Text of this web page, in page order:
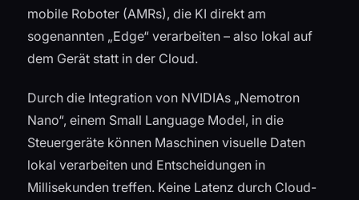
mobile Roboter (AMRs), die KI direkt am
sogenannten „Edge“ verarbeiten – also lokal auf
dem Gerät statt in der Cloud.
Durch die Integration von NVIDIAs „Nemotron
Nano“, einem Small Language Model, in die
Steuergeräte können Maschinen visuelle Daten
lokal verarbeiten und Entscheidungen in
Millisekunden treffen. Keine Latenz durch Cloud-